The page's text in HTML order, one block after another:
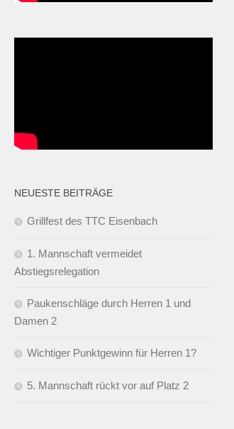
NEUESTE BEITRÄGE
Grillfest des TTC Eisenbach
1. Mannschaft vermeidet
Abstiegsrelegation
Paukenschläge durch Herren 1 und
Damen 2
Wichtiger Punktgewinn für Herren 1?
5. Mannschaft rückt vor auf Platz 2